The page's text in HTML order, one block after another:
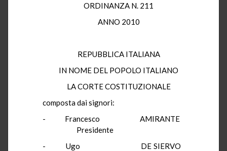
ORDINANZA N. 211
ANNO 2010
REPUBBLICA ITALIANA
IN NOME DEL POPOLO ITALIANO
LA CORTE COSTITUZIONALE
composta dai signori:
- Francesco AMIRANTE
Presidente
- Ugo DE SIERVO